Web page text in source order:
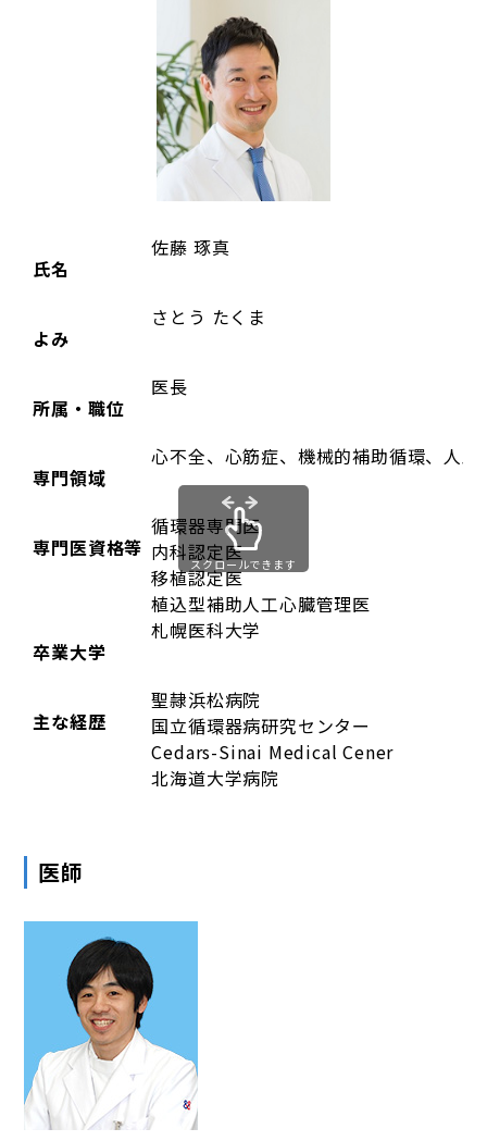
氏名
佐藤 琢真
よみ
さとう たくま
所属・職位
医長
専門領域
心不全、心筋症、機械的補助循環、人
専門医資格等
循環器専門医
内科認定医
移植認定医
植込型補助人工心臓管理医
卒業大学
札幌医科大学
主な経歴
聖隷浜松病院
国立循環器病研究センター
Cedars-Sinai Medical Cener
北海道大学病院
スクロールできます
医師